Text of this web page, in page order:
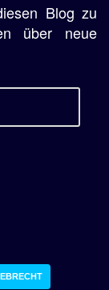
Blog zu
über neue